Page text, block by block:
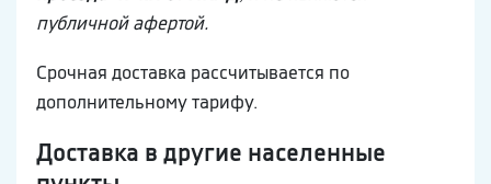
публичной афертой.
Срочная доставка рассчитывается по
дополнительному тарифу.
Доставка в другие населенные